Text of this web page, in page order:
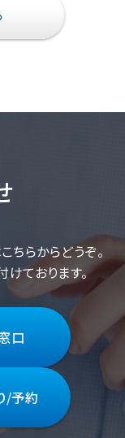
らからどうぞ。
ております。
口
/予約